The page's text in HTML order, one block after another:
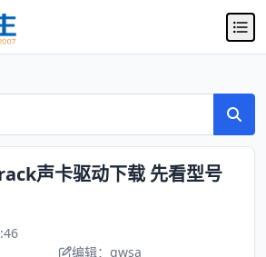
声卡驱动下载 先看型号
编辑：qwsa